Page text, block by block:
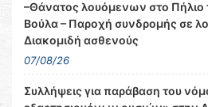
–Θάνατος λουόμενων στο Πήλιο
Βούλα – Παροχή συνδρομής σε
Διακομιδή ασθενούς
07/08/26
Συλλήψεις για παράβαση του